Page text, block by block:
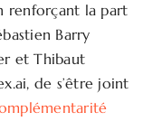
renforçant la part
Barry
et Thibaut
de s’être joint